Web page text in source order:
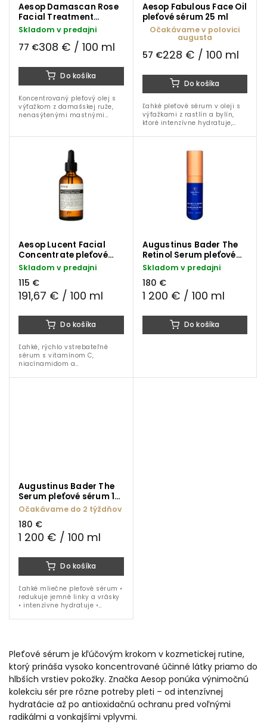
Aesop Damascan Rose
Facial Treatment
pleťové sérum 25 ml
Skladom v predajni
77 €308 € / 100 ml
Do košíka
Koncentrovaný pleťový olej s
výťažkom z damašskej ruže,
nenasýtenými mastnými
zjemňuje a obnovuje suchú,
Aesop Fabulous Face Oil
pleťové sérum 25 ml
Očakávame v polovici
augusta
57 €228 € / 100 ml
Do košíka
Ľahké pleťové sérum v oleji s
výťažkami z rastlín a bylín,
ktoré intenzívne hydratuje,
unavenú a mdlú pleť. Ideálne
Aesop Lucent Facial
Concentrate pleťové
sérum 60 ml
Skladom v predajni
115 €
191,67 € / 100 ml
Do košíka
Ľahké, rýchlo vstrebateľné
sérum s vitamínom C,
niacínamidom a
rozjasnenie, spevnenie a
Augustinus Bader The
Retinol Serum pleťové
sérum 15 ml
Skladom v predajni
180 €
1 200 € / 100 ml
Do košíka
Augustinus Bader The
Serum pleťové sérum 15
ml
Očakávame do 2 týždňov
180 €
1 200 € / 100 ml
Do košíka
Ľahké mliečne pleťové sérum •
redukuje jemné linky a vrásky
• intenzívne hydratuje •
patentovaná
Pleťové sérum je kľúčovým krokom v kozmetickej rutine,
ktorý prináša vysoko koncentrované účinné látky priamo do
hlbších vrstiev pokožky. Značka Aesop ponúka výnimočnú
kolekciu sér pre rôzne potreby pleti – od intenzívnej
hydratácie až po antioxidačnú ochranu pred voľnými
radikálmi a vonkajšími vplyvmi.